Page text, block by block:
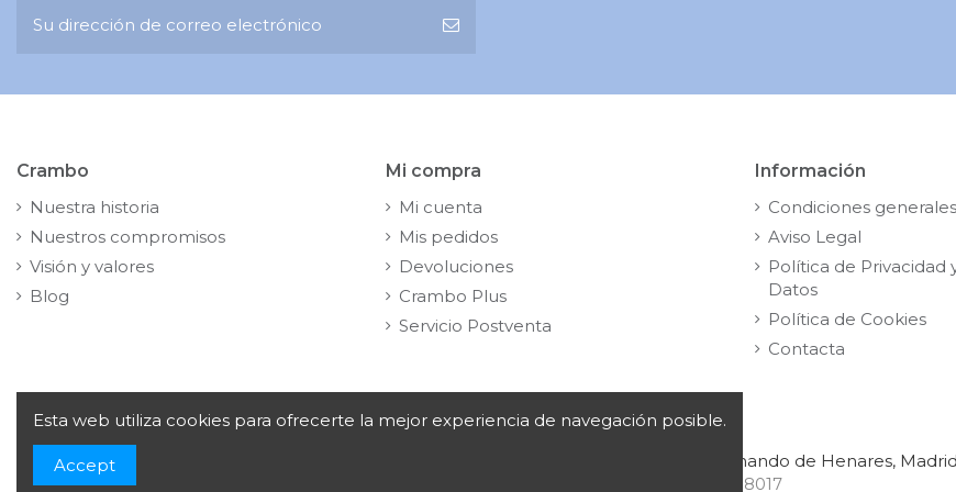
Crambo
Nuestra historia
Nuestros compromisos
Visión y valores
Blog
Mi compra
Mi cuenta
Mis pedidos
Devoluciones
Crambo Plus
Servicio Postventa
Información
Condiciones
Aviso Legal
Política de Privacidad
Datos
Política de Cookies
Contacta
Copyright© 2024 Crambo, S.A. Av. de la Vía Láctea, 1, Segunda Planta, | 28830 San Fernando de Henares,
A78198017
Esta web utiliza cookies para ofrecerte la mejor experiencia de navegación posible.
Accept